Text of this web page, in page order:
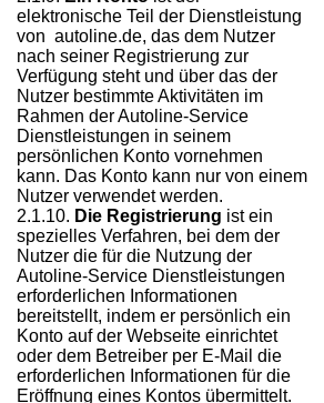
elektronische Teil der Dienstleistung
von autoline.de, das dem Nutzer
nach seiner Registrierung zur
Verfügung steht und über das der
Nutzer bestimmte Aktivitäten im
Rahmen der Autoline-Service
Dienstleistungen in seinem
persönlichen Konto vornehmen
kann. Das Konto kann nur von einem
Nutzer verwendet werden.
Die Registrierung ist ein
spezielles Verfahren, bei dem der
Nutzer die für die Nutzung der
Autoline-Service Dienstleistungen
erforderlichen Informationen
bereitstellt, indem er persönlich ein
Konto auf der Webseite einrichtet
oder dem Betreiber per E-Mail die
erforderlichen Informationen für die
Eröffnung eines Kontos übermittelt.